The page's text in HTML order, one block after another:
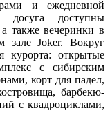
и ежедневной
досуга доступны
также вечеринки в
зале Joker. Вокруг
курорта: открытые
с сибирским
корт для падел,
барбекю-
с квадроциклами,